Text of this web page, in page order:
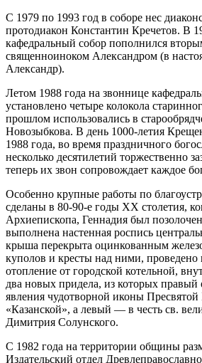
С 1979 по 1993 год в соборе нес
протодиакон Константин Кречетов. В
кафедральный собор пополнился
священноиноком Александром (в
Александр).
Летом 1988 года на звоннице
установлено четыре колокола
прошлом использовались в
Новозыбкова. В день 1000-летия
1988 года, во время праздничного
несколько десятилетий торжественно
теперь их звон сопровождает каждое
Особенно крупные работы по
сделаны в 80-90-е годы ХХ столетия,
Архиепископа, Геннадия был
выполнена настенная роспись
крыша перекрыта оцинкованным
куполов и кресты над ними, проведено
отопление от городской котельной,
два новых придела, из которых правый
явления чудотворной иконы
«Казанской», а левый — в честь св.
Димитрия Солунского.
С 1982 года на территории общины
Издательский отдел